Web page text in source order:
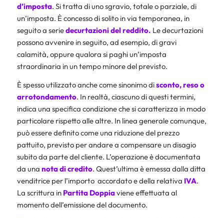
d’imposta. Si tratta di uno sgravio, totale o parziale, di
un’imposta. È concesso di solito in via temporanea, in
seguito a seriedecurtazioni del reddito. Le decurtazioni
possono avvenire in seguito, ad esempio, di gravi
calamità, oppure qualora si paghi un’imposta
straordinaria in un tempo minore del previsto.
È spesso utilizzato anche come sinonimo disconto, reso o
arrotondamento. In realtà, ciascuno di questi termini,
indica una specifica condizione che si caratterizza in modo
particolare rispetto alle altre. In linea generale comunque,
può essere definito come una riduzione del prezzo
pattuito, previsto per andare a compensare un disagio
subito da parte del cliente. L’operazione è documentata
da una nota di credito. Quest’ultima è emessa dalla ditta
venditrice per l’importo accordato e della relativa IVA.
La scrittura in Partita Doppiaviene effettuata al
momento dell’emissione del documento.